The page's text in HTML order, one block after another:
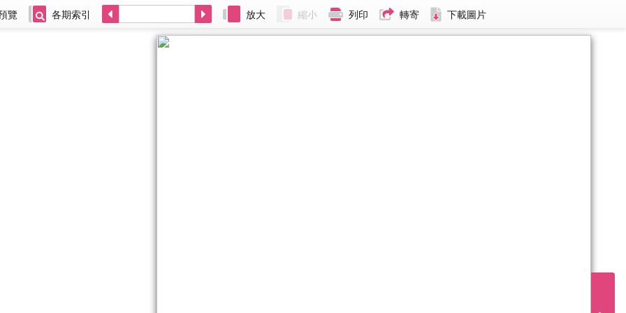
覽 各期索引 放大 縮小 列印 轉寄 下載圖片